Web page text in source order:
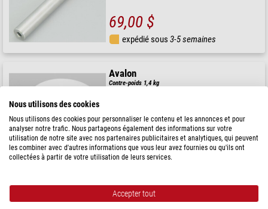
69,00 $
expédié sous3-5 semaines
Avalon
Contre-poids 1,4 kg
Prix public : 161,00 $
Notre prix:
138,00 $
expédié sous3-5 semaines
Nous utilisons des cookies
Nous utilisons des cookies pour personnaliser le contenu et les annonces et pour
analyser notre trafic. Nous partageons également des informations sur votre
utilisation de notre site avec nos partenaires publicitaires et analytiques, qui peuvent
les combiner avec d'autres informations que vous leur avez fournies ou qu'ils ont
collectées à partir de votre utilisation de leurs services.
Accepter tout